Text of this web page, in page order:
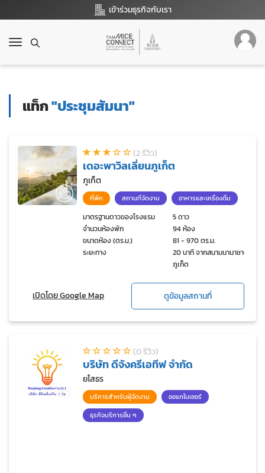
เข้าร่วมธุรกิจกับเรา
T
g
a
แท็ก"ประชุมสัมนา"
(2 รีวิว)
เดอะพาวิลเลี่ยนภูเก็ต
ภูเก็ต
ที่พัก สถานที่จัดงาน อาหารและเครื่องดื่ม
มาตรฐานดาวของโรงแรม
5 ดาว
จำนวนห้องพัก
94 ห้อง
ขนาดห้อง (ตร.ม.)
81 - 970 ตร.ม.
ระยะทาง
20 นาที จากสนามนานาชาติ
ภูเก็ต
เปิดโดย Google Map ดูข้อมูลสถานที่
(0 รีวิว)
บริษัท ดีจังครีเอทีฟ จำกัด
ยโสธร
บริการสำหรับผู้จัดงาน
ออแกไนเซอร์
ธุรกิจบริการอื่น ๆ